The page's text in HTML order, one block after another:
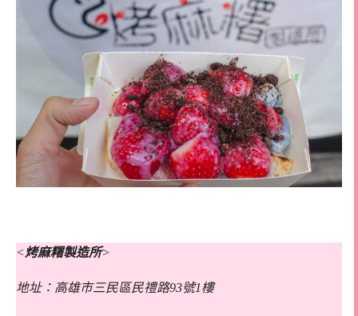
<烤麻糬製造所>
地址：高雄市三民區民禮路93號1樓